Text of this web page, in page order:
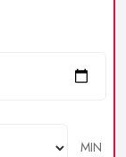
MIN